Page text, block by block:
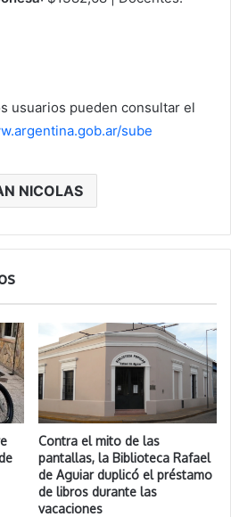
usuarios pueden consultar el
sube
NICOLAS
Contra el mito de las
pantallas, la Biblioteca Rafael
de Aguiar duplicó el préstamo
de libros durante las
vacaciones